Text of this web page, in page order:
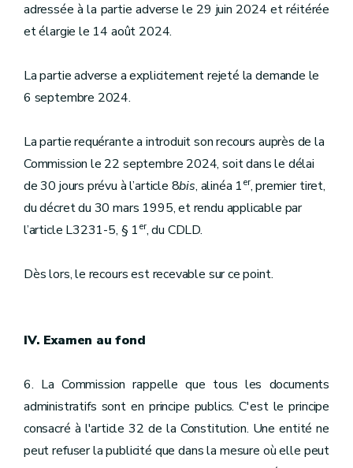
adressée à la partie adverse le 29 juin 2024 et réitérée
et élargie le 14 août 2024.
La partie adverse a explicitement rejeté la demande le
6 septembre 2024.
La partie requérante a introduit son recours auprès de la
Commission le 22 septembre 2024, soit dans le délai
de 30 jours prévu à l’article 8bis, alinéa 1er, premier tiret,
du décret du 30 mars 1995, et rendu applicable par
l’article L3231-5, § 1er, du CDLD.
Dès lors, le recours est recevable sur ce point.
IV. Examen au fond
6. La Commission rappelle que tous les documents
administratifs sont en principe publics. C'est le principe
consacré à l'article 32 de la Constitution. Une entité ne
peut refuser la publicité que dans la mesure où elle peut